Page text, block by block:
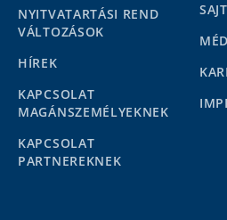
NYITVATARTÁSI REND
VÁLTOZÁSOK
HÍREK
KAPCSOLAT
MAGÁNSZEMÉLYEKNEK
KAPCSOLAT
PARTNEREKNEK